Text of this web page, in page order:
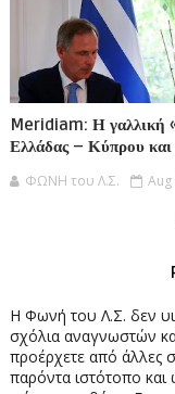
Meridiam: Η γαλλική
Ελλάδας – Κύπρου και
ΦΩΝΗ του Λ.Σ. Aug
Η Φωνή του Λ.Σ. δεν
σχόλια αναγνωστών
προέρχετε από άλλες
παρόντα ιστότοπο